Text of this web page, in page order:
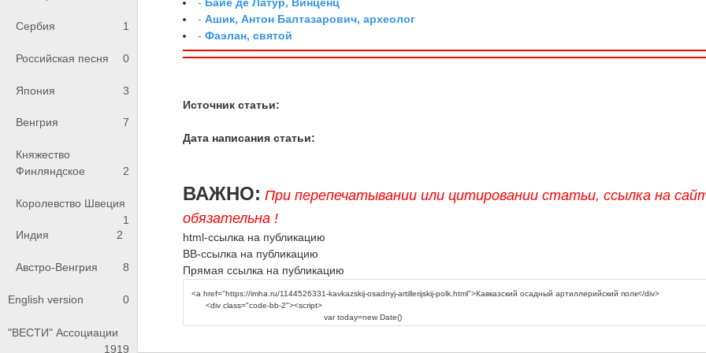
Сербия 1
Российская песня 0
Япония 3
Венгрия 7
Княжество
Финляндское
2
Королевство Швеция
1
Индия
2
Австро-Венгрия 8
English version 0
"ВЕСТИ" Ассоциации
1919
-Ашик, Антон Балтазарович, археолог
-Фаэлан, святой
Источник статьи:
Дата написания статьи:
ВАЖНО: При перепечатывании или цитировании статьи, ссылка на
обязательна !
html-ссылка на публикацию
BB-ссылка на публикацию
Прямая ссылка на публикацию